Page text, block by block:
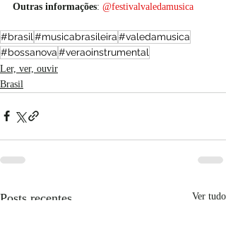
Outras informações: @festivalvaledamusica
#brasil #musicabrasileira#valedamusica
#bossanova#veraoinstrumental
Ler, ver, ouvir
Brasil
Posts recentes Ver tudo